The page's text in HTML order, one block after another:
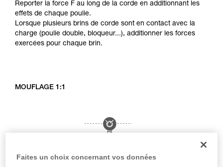
Reporter la force F au long de la corde en additionnant les
effets de chaque poulie.
Lorsque plusieurs brins de corde sont en contact avec la
charge (poulie double, bloqueur...), additionner les forces
exercées pour chaque brin.
MOUFLAGE 1:1
Faites un choix concernant vos données